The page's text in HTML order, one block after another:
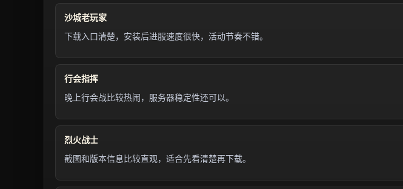
沙城老玩家
下载入口清楚，安装后进服速度很快，活动节奏不错。
行会指挥
晚上行会战比较热闹，服务器稳定性还可以。
烈火战士
截图和版本信息比较直观，适合先看清楚再下载。